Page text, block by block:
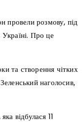
провели розмову, під
Про це
та створення чітких
наголосив,
відбулася 11